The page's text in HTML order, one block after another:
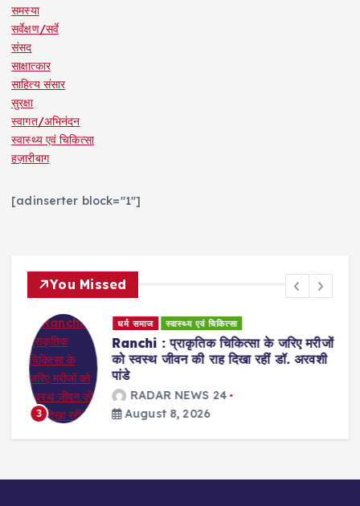
समस्या
सर्वेक्षण/सर्वे
संसद
साक्षात्कार
साहित्य संसार
सुरक्षा
स्वागत/अभिनंदन
स्वास्थ्य एवं चिकित्सा
हज़ारीबाग
[adinserter block="1"]
You Missed
3
धर्म समाज स्वास्थ्य एवं चिकित्सा
Ranchi : प्राकृतिक चिकित्सा के जरिए मरीजों
को स्वस्थ जीवन की राह दिखा रहीं डॉ. अरवशी
पांडे
RADAR NEWS 24
August 8, 2026